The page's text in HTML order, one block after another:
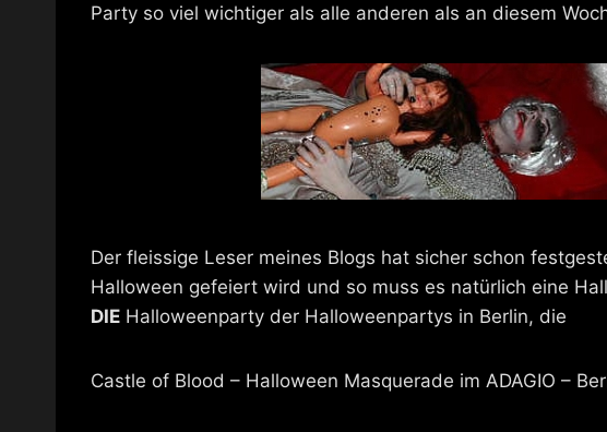
Party so viel wichtiger als alle anderen als an diesem
Der fleissige Leser meines Blogs hat sicher schon
Halloween gefeiert wird und so muss es natürlich eine
DIE Halloweenparty der Halloweenpartys in Berlin, die
Castle of Blood – Halloween Masquerade im ADAGIO –